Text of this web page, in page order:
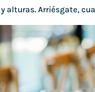
alturas. Arriésgate,